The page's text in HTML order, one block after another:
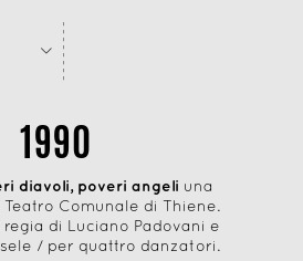
---
- ----
>
1990
diavoli, poveri angeli una
Comunale di Thiene.
di Luciano Padovani e
/ per quattro danzatori.